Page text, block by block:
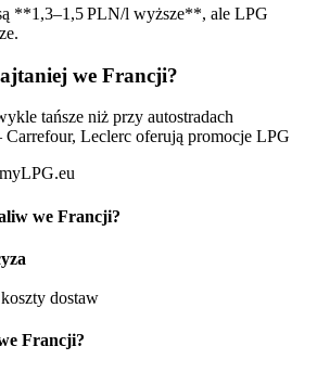
**1,3–1,5 PLN/l wyższe**, ale LPG
we Francji?
tańsze niż przy autostradach
Carrefour, Leclerc oferują promocje LPG
we Francji?
dostaw
Francji?